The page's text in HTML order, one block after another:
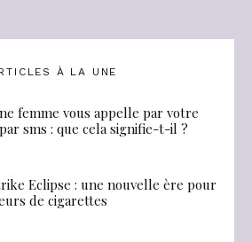
À LA UNE
femme vous appelle par votre
sms : que cela signifie-t-il ?
Eclipse : une nouvelle ère pour
de cigarettes